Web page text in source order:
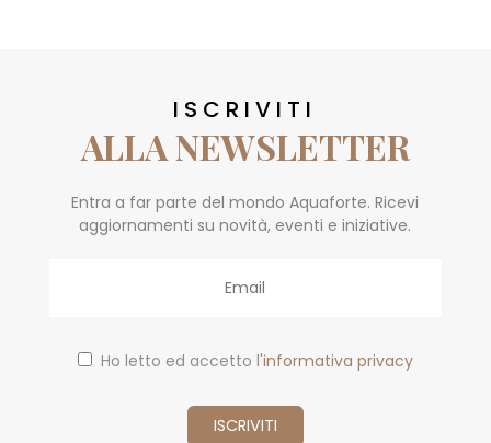
ISCRIVITI
ALLA NEWSLETTER
Entra a far parte del mondo Aquaforte. Ricevi
aggiornamenti su novità, eventi e iniziative.
Ho letto ed accetto l'informativa privacy